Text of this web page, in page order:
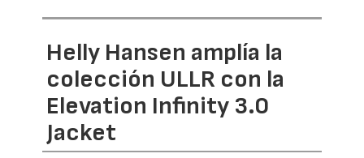
Helly Hansen amplía la
colección ULLR con la
Elevation Infinity 3.0
Jacket